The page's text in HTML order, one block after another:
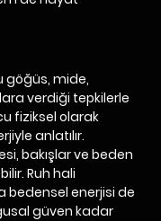
göğüs, mide,
verdiği tepkilerle
fiziksel olarak
anlatılır.
bakışlar ve beden
Ruh hali
bedensel enerjisi de
güven kadar